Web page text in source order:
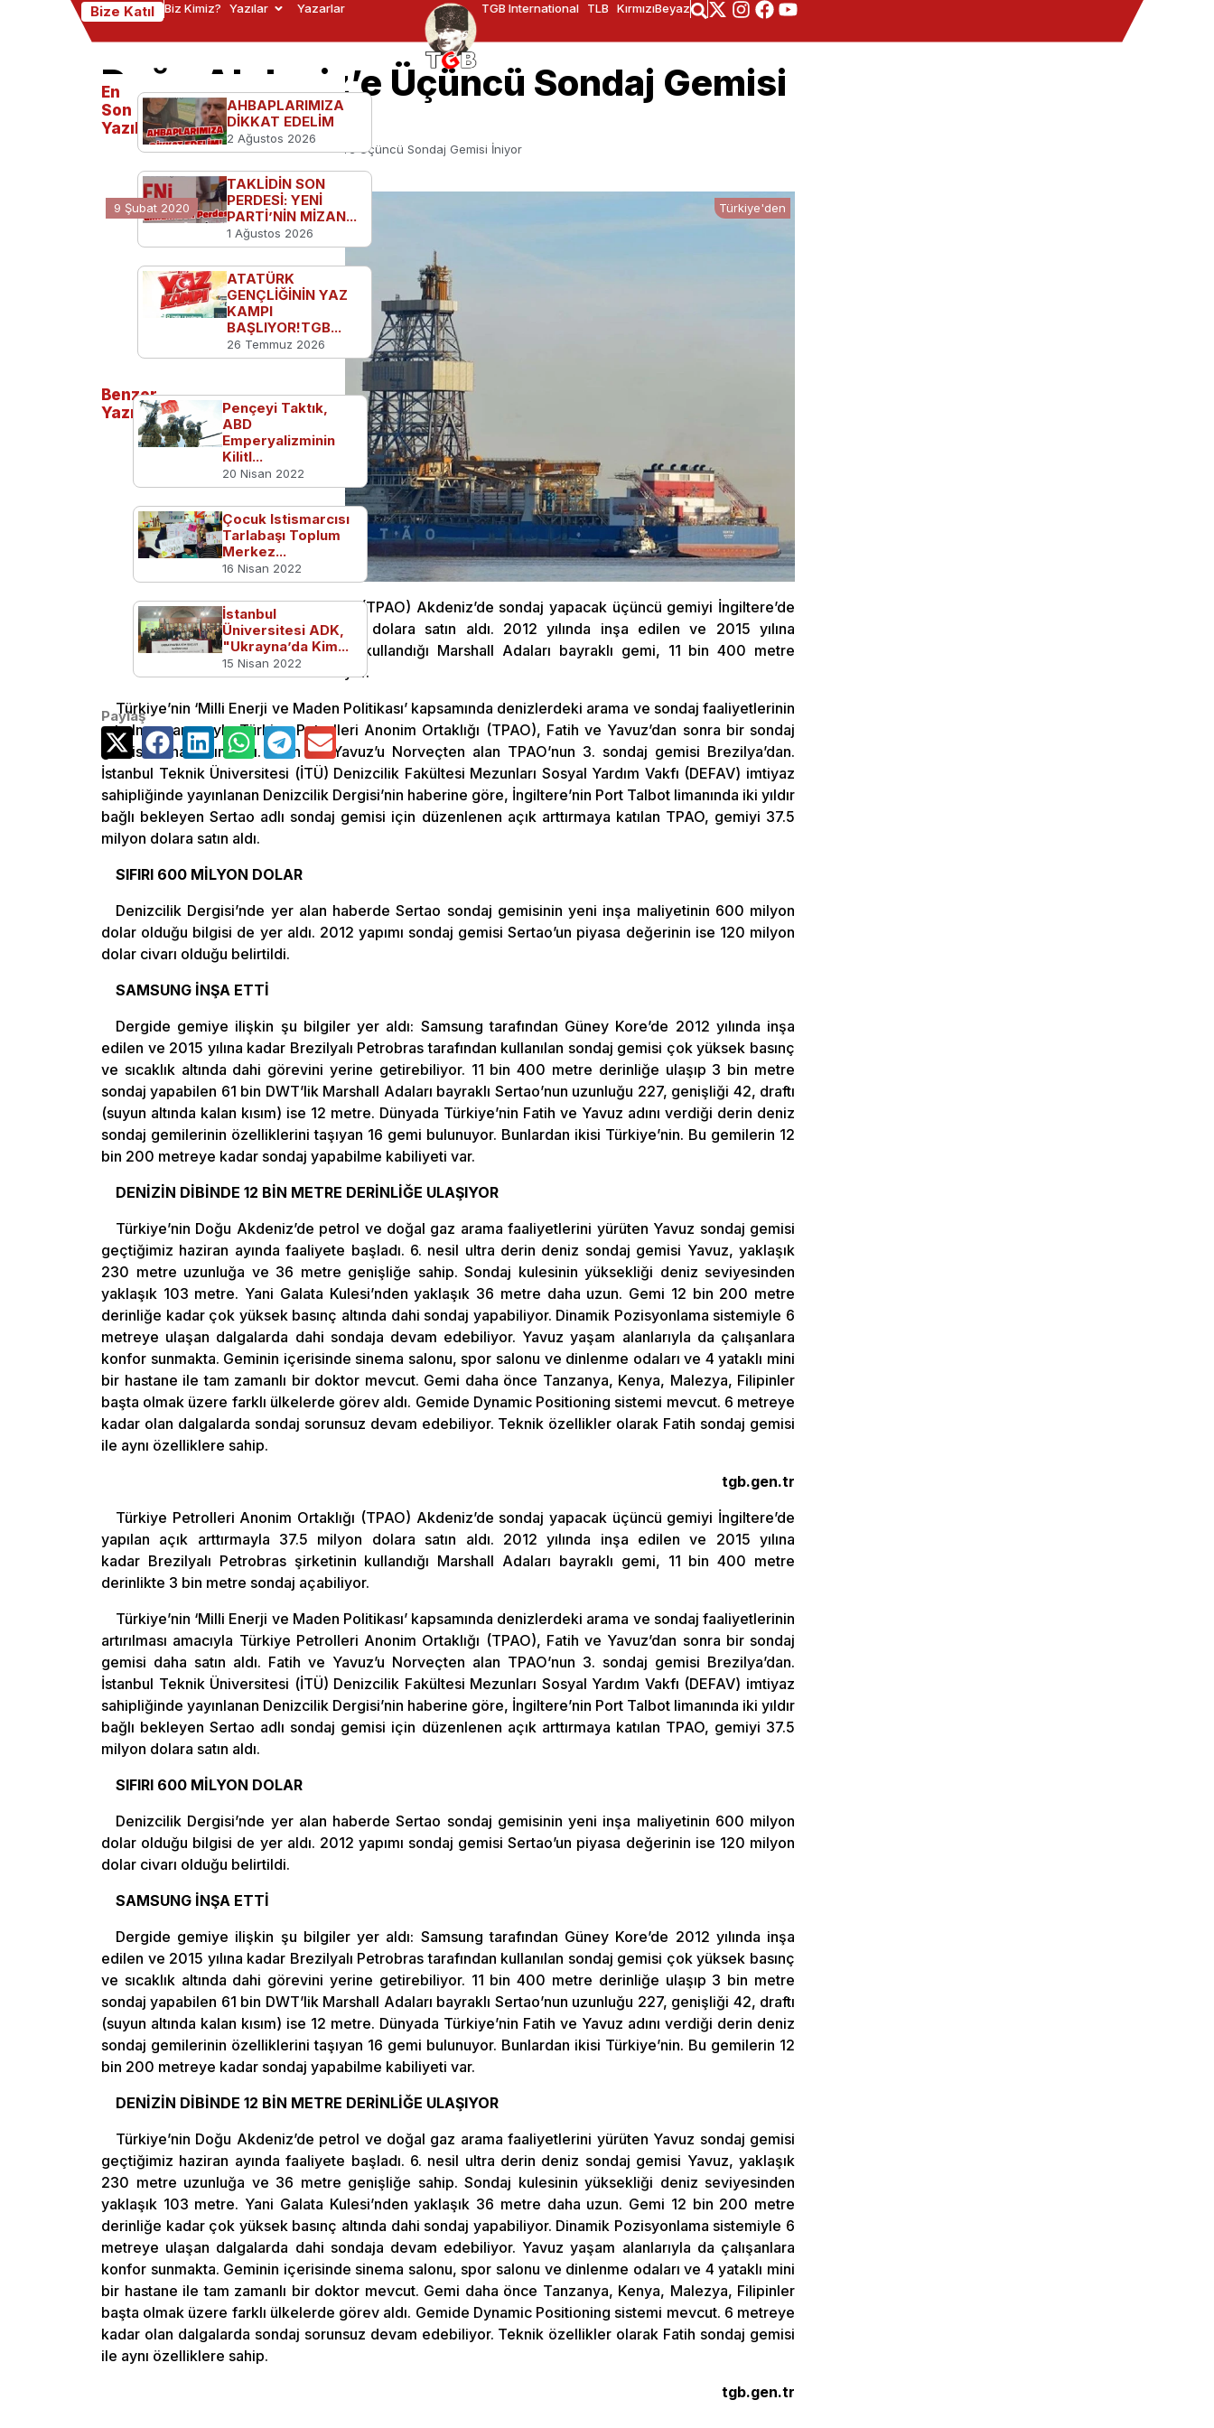
Bize Katıl Biz Kimiz? Yazılar Yazarlar TGB International TLB KırmızıBeyaz
Doğu Akdeniz’e Üçüncü Sondaj Gemisi
İniyor
Ana Sayfa Türkiye'den Doğu Akdeniz’e Üçüncü Sondaj Gemisi İniyor
9 Şubat 2020 Türkiye'den
Türkiye Petrolleri Anonim Ortaklığı (TPAO) Akdeniz’de sondaj yapacak üçüncü gemiyi İngiltere’de
yapılan açık arttırmayla 37.5 milyon dolara satın aldı. 2012 yılında inşa edilen ve 2015 yılına
kadar Brezilyalı Petrobras şirketinin kullandığı Marshall Adaları bayraklı gemi, 11 bin 400 metre
derinlikte 3 bin metre sondaj açabiliyor.
Türkiye’nin ‘Milli Enerji ve Maden Politikası’ kapsamında denizlerdeki arama ve sondaj faaliyetlerinin
artırılması amacıyla Türkiye Petrolleri Anonim Ortaklığı (TPAO), Fatih ve Yavuz’dan sonra bir sondaj
gemisi daha satın aldı. Fatih ve Yavuz’u Norveçten alan TPAO’nun 3. sondaj gemisi Brezilya’dan.
İstanbul Teknik Üniversitesi (İTÜ) Denizcilik Fakültesi Mezunları Sosyal Yardım Vakfı (DEFAV) imtiyaz
sahipliğinde yayınlanan Denizcilik Dergisi’nin haberine göre, İngiltere’nin Port Talbot limanında iki yıldır
bağlı bekleyen Sertao adlı sondaj gemisi için düzenlenen açık arttırmaya katılan TPAO, gemiyi 37.5
milyon dolara satın aldı.
SIFIRI 600 MİLYON DOLAR
Denizcilik Dergisi’nde yer alan haberde Sertao sondaj gemisinin yeni inşa maliyetinin 600 milyon
dolar olduğu bilgisi de yer aldı. 2012 yapımı sondaj gemisi Sertao’un piyasa değerinin ise 120 milyon
dolar civarı olduğu belirtildi.
SAMSUNG İNŞA ETTİ
Dergide gemiye ilişkin şu bilgiler yer aldı: Samsung tarafından Güney Kore’de 2012 yılında inşa
edilen ve 2015 yılına kadar Brezilyalı Petrobras tarafından kullanılan sondaj gemisi çok yüksek basınç
ve sıcaklık altında dahi görevini yerine getirebiliyor. 11 bin 400 metre derinliğe ulaşıp 3 bin metre
sondaj yapabilen 61 bin DWT’lik Marshall Adaları bayraklı Sertao’nun uzunluğu 227, genişliği 42, draftı
(suyun altında kalan kısım) ise 12 metre. Dünyada Türkiye’nin Fatih ve Yavuz adını verdiği derin deniz
sondaj gemilerinin özelliklerini taşıyan 16 gemi bulunuyor. Bunlardan ikisi Türkiye’nin. Bu gemilerin 12
bin 200 metreye kadar sondaj yapabilme kabiliyeti var.
DENİZİN DİBİNDE 12 BİN METRE DERİNLİĞE ULAŞIYOR
Türkiye’nin Doğu Akdeniz’de petrol ve doğal gaz arama faaliyetlerini yürüten Yavuz sondaj gemisi
geçtiğimiz haziran ayında faaliyete başladı. 6. nesil ultra derin deniz sondaj gemisi Yavuz, yaklaşık
230 metre uzunluğa ve 36 metre genişliğe sahip. Sondaj kulesinin yüksekliği deniz seviyesinden
yaklaşık 103 metre. Yani Galata Kulesi’nden yaklaşık 36 metre daha uzun. Gemi 12 bin 200 metre
derinliğe kadar çok yüksek basınç altında dahi sondaj yapabiliyor. Dinamik Pozisyonlama sistemiyle 6
metreye ulaşan dalgalarda dahi sondaja devam edebiliyor. Yavuz yaşam alanlarıyla da çalışanlara
konfor sunmakta. Geminin içerisinde sinema salonu, spor salonu ve dinlenme odaları ve 4 yataklı mini
bir hastane ile tam zamanlı bir doktor mevcut. Gemi daha önce Tanzanya, Kenya, Malezya, Filipinler
başta olmak üzere farklı ülkelerde görev aldı. Gemide Dynamic Positioning sistemi mevcut. 6 metreye
kadar olan dalgalarda sondaj sorunsuz devam edebiliyor. Teknik özellikler olarak Fatih sondaj gemisi
ile aynı özelliklere sahip.
tgb.gen.tr
Türkiye Petrolleri Anonim Ortaklığı (TPAO) Akdeniz’de sondaj yapacak üçüncü gemiyi İngiltere’de
yapılan açık arttırmayla 37.5 milyon dolara satın aldı. 2012 yılında inşa edilen ve 2015 yılına
kadar Brezilyalı Petrobras şirketinin kullandığı Marshall Adaları bayraklı gemi, 11 bin 400 metre
derinlikte 3 bin metre sondaj açabiliyor.
Türkiye’nin ‘Milli Enerji ve Maden Politikası’ kapsamında denizlerdeki arama ve sondaj faaliyetlerinin
artırılması amacıyla Türkiye Petrolleri Anonim Ortaklığı (TPAO), Fatih ve Yavuz’dan sonra bir sondaj
gemisi daha satın aldı. Fatih ve Yavuz’u Norveçten alan TPAO’nun 3. sondaj gemisi Brezilya’dan.
İstanbul Teknik Üniversitesi (İTÜ) Denizcilik Fakültesi Mezunları Sosyal Yardım Vakfı (DEFAV) imtiyaz
sahipliğinde yayınlanan Denizcilik Dergisi’nin haberine göre, İngiltere’nin Port Talbot limanında iki yıldır
bağlı bekleyen Sertao adlı sondaj gemisi için düzenlenen açık arttırmaya katılan TPAO, gemiyi 37.5
milyon dolara satın aldı.
SIFIRI 600 MİLYON DOLAR
Denizcilik Dergisi’nde yer alan haberde Sertao sondaj gemisinin yeni inşa maliyetinin 600 milyon
dolar olduğu bilgisi de yer aldı. 2012 yapımı sondaj gemisi Sertao’un piyasa değerinin ise 120 milyon
dolar civarı olduğu belirtildi.
SAMSUNG İNŞA ETTİ
Dergide gemiye ilişkin şu bilgiler yer aldı: Samsung tarafından Güney Kore’de 2012 yılında inşa
edilen ve 2015 yılına kadar Brezilyalı Petrobras tarafından kullanılan sondaj gemisi çok yüksek basınç
ve sıcaklık altında dahi görevini yerine getirebiliyor. 11 bin 400 metre derinliğe ulaşıp 3 bin metre
sondaj yapabilen 61 bin DWT’lik Marshall Adaları bayraklı Sertao’nun uzunluğu 227, genişliği 42, draftı
(suyun altında kalan kısım) ise 12 metre. Dünyada Türkiye’nin Fatih ve Yavuz adını verdiği derin deniz
sondaj gemilerinin özelliklerini taşıyan 16 gemi bulunuyor. Bunlardan ikisi Türkiye’nin. Bu gemilerin 12
bin 200 metreye kadar sondaj yapabilme kabiliyeti var.
DENİZİN DİBİNDE 12 BİN METRE DERİNLİĞE ULAŞIYOR
Türkiye’nin Doğu Akdeniz’de petrol ve doğal gaz arama faaliyetlerini yürüten Yavuz sondaj gemisi
geçtiğimiz haziran ayında faaliyete başladı. 6. nesil ultra derin deniz sondaj gemisi Yavuz, yaklaşık
230 metre uzunluğa ve 36 metre genişliğe sahip. Sondaj kulesinin yüksekliği deniz seviyesinden
yaklaşık 103 metre. Yani Galata Kulesi’nden yaklaşık 36 metre daha uzun. Gemi 12 bin 200 metre
derinliğe kadar çok yüksek basınç altında dahi sondaj yapabiliyor. Dinamik Pozisyonlama sistemiyle 6
metreye ulaşan dalgalarda dahi sondaja devam edebiliyor. Yavuz yaşam alanlarıyla da çalışanlara
konfor sunmakta. Geminin içerisinde sinema salonu, spor salonu ve dinlenme odaları ve 4 yataklı mini
bir hastane ile tam zamanlı bir doktor mevcut. Gemi daha önce Tanzanya, Kenya, Malezya, Filipinler
başta olmak üzere farklı ülkelerde görev aldı. Gemide Dynamic Positioning sistemi mevcut. 6 metreye
kadar olan dalgalarda sondaj sorunsuz devam edebiliyor. Teknik özellikler olarak Fatih sondaj gemisi
ile aynı özelliklere sahip.
tgb.gen.tr
En
Son
Yazılanlar
AHBAPLARIMIZA
DİKKAT EDELİM
2 Ağustos 2026
TAKLİDİN SON
PERDESİ: YENİ
PARTİ’NİN MİZAN...
1 Ağustos 2026
ATATÜRK
GENÇLİĞİNİN YAZ
KAMPI
BAŞLIYOR!TGB...
26 Temmuz 2026
Benzer
Yazılar
Pençeyi Taktık,
ABD
Emperyalizminin
Kilitl...
20 Nisan 2022
Çocuk Istismarcısı
Tarlabaşı Toplum
Merkez...
16 Nisan 2022
İstanbul
Üniversitesi ADK,
"Ukrayna’da Kim...
15 Nisan 2022
Paylaş